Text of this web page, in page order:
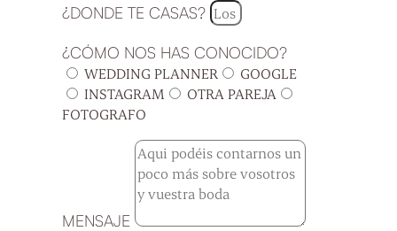
¿DONDE TE CASAS?
¿CÓMO NOS HAS CONOCIDO?
WEDDING PLANNER
GOOGLE
INSTAGRAM
OTRA PAREJA
FOTOGRAFO
MENSAJE